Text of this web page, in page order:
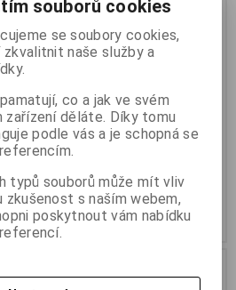
400 ,400-3200 dpi
Termín dodání (dny):
442 Kč
365 Kč (bez DPH:)
Koupit
souborů cookies
se soubory cookies,
naše služby a
co a jak ve svém
zařízení děláte. Díky tomu
podle vás a je schopná se
typů souborů může mít vliv
zkušenost s naším webem,
poskytnout vám nabídku